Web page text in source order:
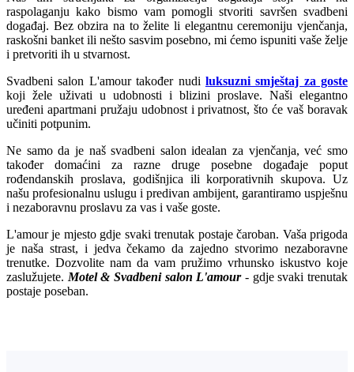
raspolaganju kako bismo vam pomogli stvoriti savršen svadbeni
događaj. Bez obzira na to želite li elegantnu ceremoniju vjenčanja,
raskošni banket ili nešto sasvim posebno, mi ćemo ispuniti vaše želje
i pretvoriti ih u stvarnost.
Svadbeni salon L'amour također nudi luksuzni smještaj za goste
koji žele uživati u udobnosti i blizini proslave. Naši elegantno
uređeni apartmani pružaju udobnost i privatnost, što će vaš boravak
učiniti potpunim.
Ne samo da je naš svadbeni salon idealan za vjenčanja, već smo
također domaćini za razne druge posebne događaje poput
rođendanskih proslava, godišnjica ili korporativnih skupova. Uz
našu profesionalnu uslugu i predivan ambijent, garantiramo uspješnu
i nezaboravnu proslavu za vas i vaše goste.
L'amour je mjesto gdje svaki trenutak postaje čaroban. Vaša prigoda
je naša strast, i jedva čekamo da zajedno stvorimo nezaboravne
trenutke. Dozvolite nam da vam pružimo vrhunsko iskustvo koje
zaslužujete. Motel & Svadbeni salon L'amour- gdje svaki trenutak
postaje poseban.